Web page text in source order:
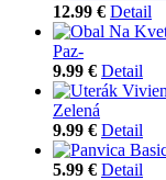
12.99 € Detail
Paz-
9.99 € Detail
Zelená
9.99 € Detail
5.99 € Detail